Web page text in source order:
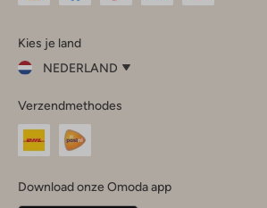
InstagramFacebook
Kies je land
NEDERLAND
je
land
Nederland
Belgique(Français)
Verzendmethodes
Download onze Omoda app